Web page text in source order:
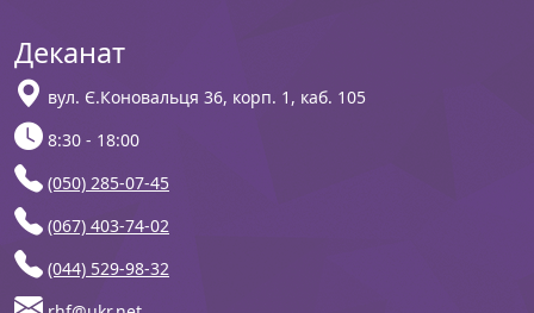
Деканат
вул. Є.Коновальця 36, корп. 1, каб. 105
8:30 - 18:00
(050) 285-07-45
(067) 403-74-02
(044) 529-98-32